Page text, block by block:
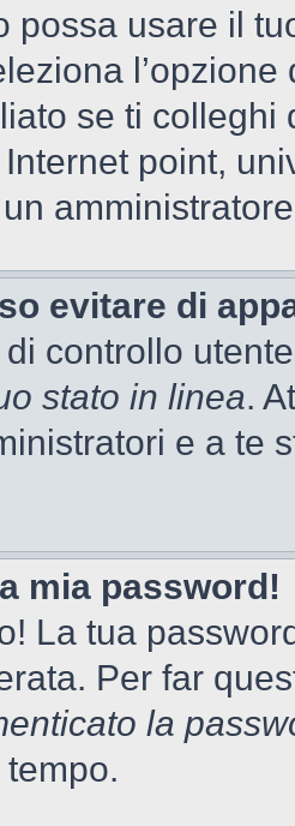
possa usare il
se ti
point,
evitare di
controllo
stato in linea.
e a te
mia password!
La tua
Per far
la